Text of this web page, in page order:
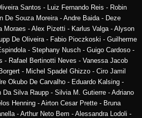
Santos - Luiz Fernando Reis - Robin
De Souza Moreira - Andre Baida - Deze
Moraes - Alex Pizetti - Karlus Valga - Alyson
De Oliveira - Fabio Pioczkoski - Guilherme
- Stephany Nusch - Guigo Cardoso -
- Rafael Bertinotti Neves - Vanessa Jacob
- Michel Spadel Ghizzo - Ciro Jamil
Okubo De Carvalho - Eduardo Kalsing -
Da Silva Raupp - Silvia M. Gutierre - Adriano
Henning - Airton Cesar Prette - Bruna
- Arthur Neto Bem - Alessandra Lodoli -